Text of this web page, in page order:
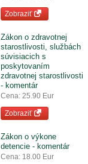
Zobraziť
Zákon o zdravotnej
starostlivosti, službách
súvisiacich s
poskytovaním
zdravotnej starostlivosti
- komentár
Cena: 25.90 Eur
Zobraziť
Zákon o výkone
detencie - komentár
Cena: 18.00 Eur